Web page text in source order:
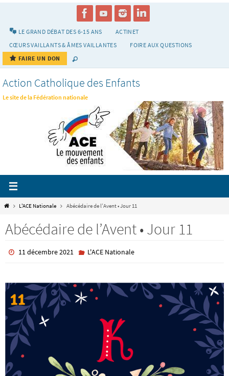
LE GRAND DÉBAT DES 6-15 ANS
ACTINET
CŒURS VAILLANTS & ÂMES VAILLANTES
FOIRE AUX QUESTIONS
FAIRE UN DON
Action Catholique des Enfants
Le site de la Fédération nationale
HomeL'ACE Nationale Abécédaire de l’Avent • Jour 11
Abécédaire de l’Avent • Jour 11
11 décembre 2021 L'ACE Nationale